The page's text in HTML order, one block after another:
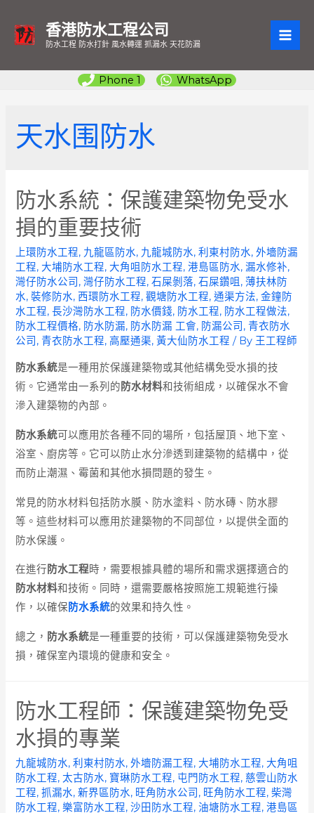
香港防水工程公司
防水工程 防水打針 風水轉運 抓漏水 天花防漏
Phone 1 WhatsApp
天水围防水
防水系統：保護建築物免受水
損的重要技術
上環防水工程, 九龍區防水, 九龍城防水,利東村防水,外墻防漏
工程,大埔防水工程,大角咀防水工程,港島區防水,漏水修补,
灣仔防水公司 ,灣仔防水工程,石屎剝落,石屎鑽咀 ,薄扶林防
水,裝修防水,西環防水工程,觀塘防水工程,通渠方法,金鐘防
水工程,長沙灣防水工程, 防水價錢, 防水工程, 防水工程做法,
防水工程價格, 防水防漏, 防水防漏 工會, 防漏公司 ,青衣防水
公司 ,青衣防水工程,高壓通渠,黃大仙防水工程 / By 王工程師
防水系統是一種用於保護建築物或其他結構免受水損的技
術。它通常由一系列的防水材料和技術組成，以確保水不會
滲入建築物的內部。
防水系統可以應用於各種不同的場所，包括屋頂、地下室、
浴室、廚房等。它可以防止水分滲透到建築物的結構中，從
而防止潮濕、霉菌和其他水損問題的發生。
常見的防水材料包括防水膜、防水塗料、防水磚、防水膠
等。這些材料可以應用於建築物的不同部位，以提供全面的
防水保護。
在進行防水工程時，需要根據具體的場所和需求選擇適合的
防水材料和技術。同時，還需要嚴格按照施工規範進行操
作，以確保防水系統的效果和持久性。
總之， 防水系統是一種重要的技術，可以保護建築物免受水
損，確保室內環境的健康和安全。
防水工程師：保護建築物免受
水損的專業
九龍城防水,利東村防水,外墻防漏工程,大埔防水工程,大角咀
防水工程,太古防水, 寶琳防水工程, 屯門防水工程,慈雲山防水
工程,抓漏水,新界區防水, 旺角防水公司 , 旺角防水工程,柴灣
防水工程,樂富防水工程,沙田防水工程,油塘防水工程,港島區